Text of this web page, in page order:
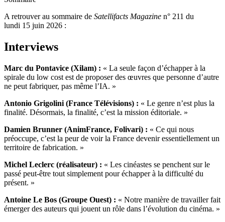
A retrouver au sommaire de Satellifacts Magazine n° 211 du
lundi 15 juin 2026 :
Interviews
Marc du Pontavice (Xilam) : « La seule façon d’échapper à la
spirale du low cost est de proposer des œuvres que personne d’autre
ne peut fabriquer, pas même l’IA. »
Antonio Grigolini (France Télévisions) : « Le genre n’est plus la
finalité. Désormais, la finalité, c’est la mission éditoriale. »
Damien Brunner (AnimFrance, Folivari) : « Ce qui nous
préoccupe, c’est la peur de voir la France devenir essentiellement un
territoire de fabrication. »
Michel Leclerc (réalisateur) : « Les cinéastes se penchent sur le
passé peut‑être tout simplement pour échapper à la difficulté du
présent. »
Antoine Le Bos (Groupe Ouest) : « Notre manière de travailler fait
émerger des auteurs qui jouent un rôle dans l’évolution du cinéma. »